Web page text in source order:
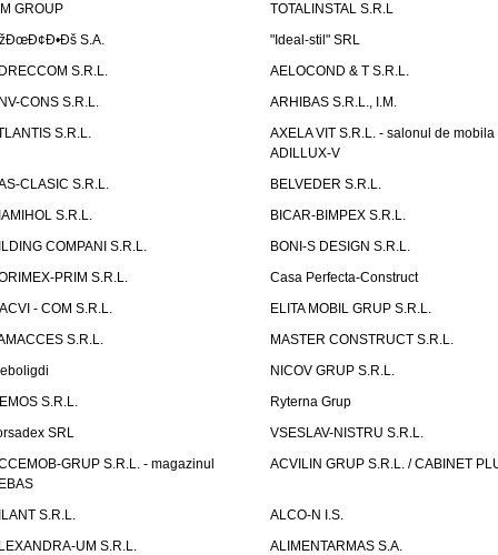
GROUP
TOTALINSTAL S.R.L
S.A.
"Ideal-stil" SRL
S.R.L.
AELOCOND & T S.R.L.
CONS S.R.L.
ARHIBAS S.R.L., I.M.
S.R.L.
AXELA VIT S.R.L. - salonul de mobila
ADILLUX-V
CLASIC S.R.L.
BELVEDER S.R.L.
S.R.L.
BICAR-BIMPEX S.R.L.
COMPANI S.R.L.
BONI-S DESIGN S.R.L.
PRIM S.R.L.
Casa Perfecta-Construct
- COM S.R.L.
ELITA MOBIL GRUP S.R.L.
S.R.L.
MASTER CONSTRUCT S.R.L.
NICOV GRUP S.R.L.
S.R.L.
Ryterna Grup
SRL
VSESLAV-NISTRU S.R.L.
GRUP S.R.L. - magazinul
ACVILIN GRUP S.R.L. / CABINET
S.R.L.
ALCO-N I.S.
UM S.R.L.
ALIMENTARMAS S.A.